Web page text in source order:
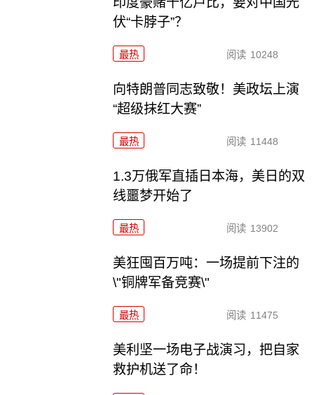
伏“卡脖子”？
最热 阅读 10248
向特朗普同志致敬！美政坛上演
“超级抹红大赛”
最热 阅读 11448
1.3万俄军直插日本海，美日的双
线噩梦开始了
最热 阅读 13902
美狂囤百万吨：一场提前下注的
\"铜牌军备竞赛\"
最热 阅读 11475
美利坚一场电子战演习，把自家
救护机送了命！